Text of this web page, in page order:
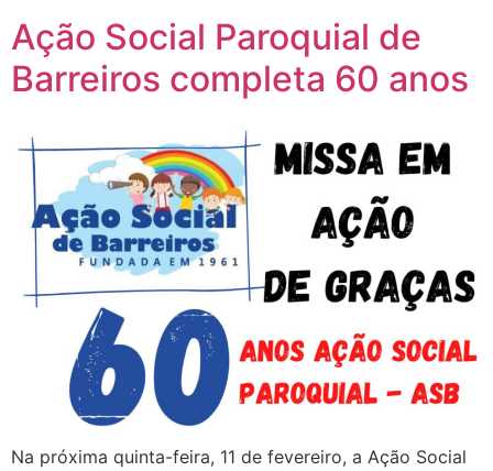
Ação Social Paroquial de
Barreiros completa 60 anos
Na próxima quinta-feira, 11 de fevereiro, a Ação Social